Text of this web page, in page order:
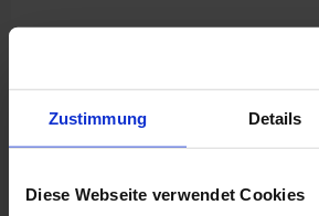
Zustimmung Details
Diese Webseite verwendet Cookies
Versandinformation
Voraussichtlicher Versandtermin:
Bei Bestellung innerhalb der nächsten 17:05